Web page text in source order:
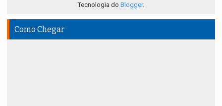
Tecnologia do Blogger.
Como Chegar